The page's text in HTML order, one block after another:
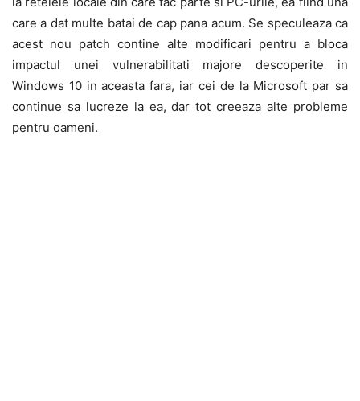
care a dat multe batai de cap pana acum. Se speculeaza ca
acest nou patch contine alte modificari pentru a bloca
impactul unei vulnerabilitati majore descoperite in
Windows 10 in aceasta fara, iar cei de la Microsoft par sa
continue sa lucreze la ea, dar tot creeaza alte probleme
pentru oameni.